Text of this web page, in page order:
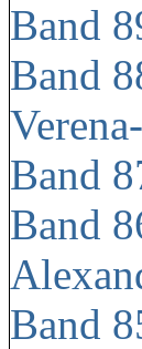
Band
Band
Band
Band
Band